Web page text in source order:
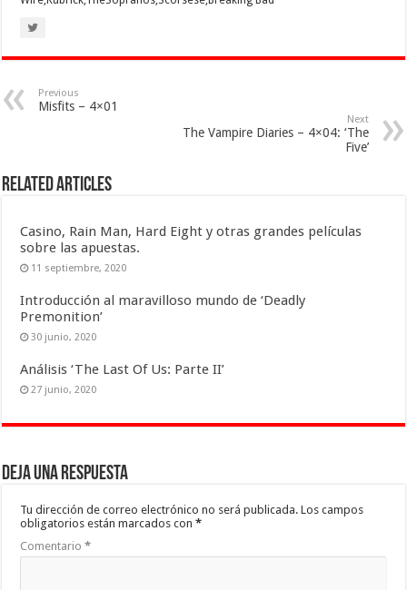
Previous
Misfits – 4×01
Next
The Vampire Diaries – 4×04: ‘The
Five’
Related Articles
Casino, Rain Man, Hard Eight y otras grandes películas
sobre las apuestas.
11 septiembre, 2020
Introducción al maravilloso mundo de ‘Deadly
Premonition’
30 junio, 2020
Análisis ‘The Last Of Us: Parte II’
27 junio, 2020
Deja una respuesta
Tu dirección de correo electrónico no será publicada. Los campos
obligatorios están marcados con*
Comentario*